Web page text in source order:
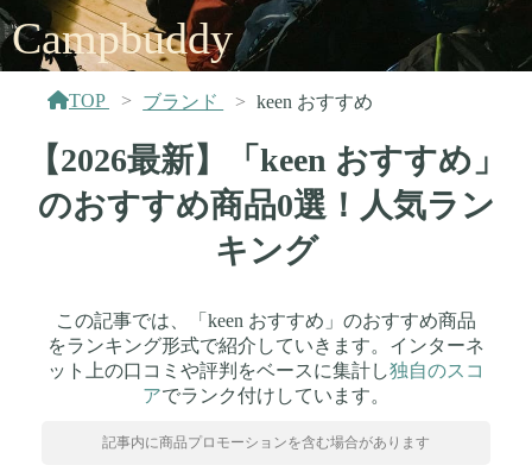
Campbuddy
TOP ブランド keen おすすめ
【2026最新】「keen おすすめ」
のおすすめ商品0選！人気ラン
キング
この記事では、「keen おすすめ」のおすすめ商品
をランキング形式で紹介していきます。インターネ
ット上の口コミや評判をベースに集計し独自のスコ
アでランク付けしています。
記事内に商品プロモーションを含む場合があります